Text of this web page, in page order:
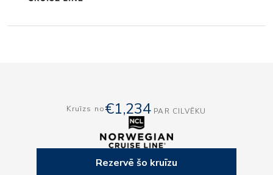
Kruīzs no€1,234 PAR CILVĒKU
Rezervē šo kruīzu